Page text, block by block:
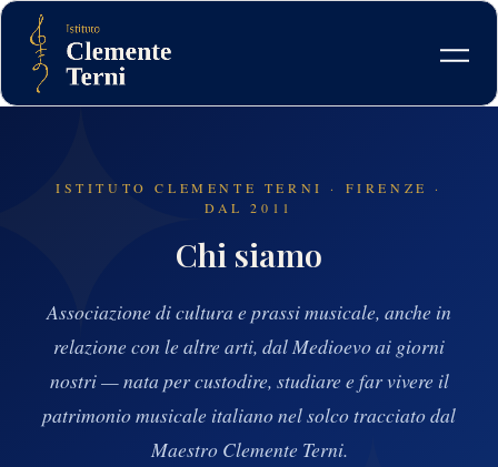
Skip
content
ISTITUTO CLEMENTE TERNI · FIRENZE ·
DAL 2011
Chi siamo
Associazione di cultura e prassi musicale, anche in
relazione con le altre arti, dal Medioevo ai giorni
nostri — nata per custodire, studiare e far vivere il
patrimonio musicale italiano nel solco tracciato dal
Maestro Clemente Terni.